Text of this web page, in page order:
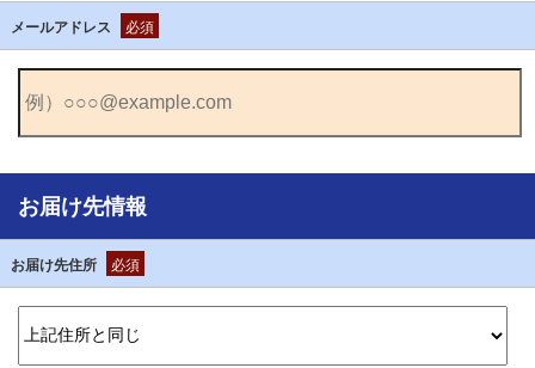
メールアドレス 必須
お届け先情報
お届け先住所 必須